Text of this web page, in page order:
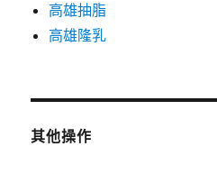
高雄抽脂
高雄隆乳
其他操作